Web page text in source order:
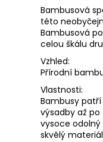
Bambusová
této
Bambusová
celou škálu
Vzhled:
Přírodní
Vlastnosti:
Bambusy
výsadby až
vysoce
skvělý